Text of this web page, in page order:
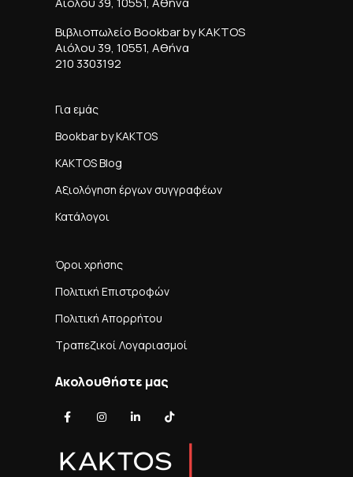
Βιβλιοπωλείο Bookbar by KAKTOS
Αιόλου 39, 10551, Αθήνα
210 3303192
Για εμάς
Bookbar by KAKTOS
KAKTOS Blog
Αξιολόγηση έργων συγγραφέων
Κατάλογοι
Όροι χρήσης
Πολιτική Επιστροφών
Πολιτική Απορρήτου
Τραπεζικοί Λογαριασμοί
Ακολουθήστε μας